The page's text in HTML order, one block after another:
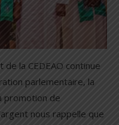
la CEDEAO continue
parlementaire, la
promotion de
nous rappelle que